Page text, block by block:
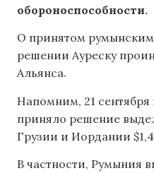
обороноспособности.
О принятом
решении Ауреску
Альянса.
Напомним, 21
приняло решение
Грузии и Иордании
В частности, Румыния